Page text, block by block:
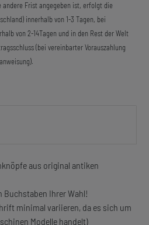
Frist angegeben ist, erfolgt die
innerhalb von 1-3 Tagen, bei
von 2-14Tagen und in den Rest der Welt
(bei vereinbarter Vorauszahlung
aus original antiken
Buchstaben Ihrer Wahl!
minimal variieren, da es sich um
Modelle handelt)